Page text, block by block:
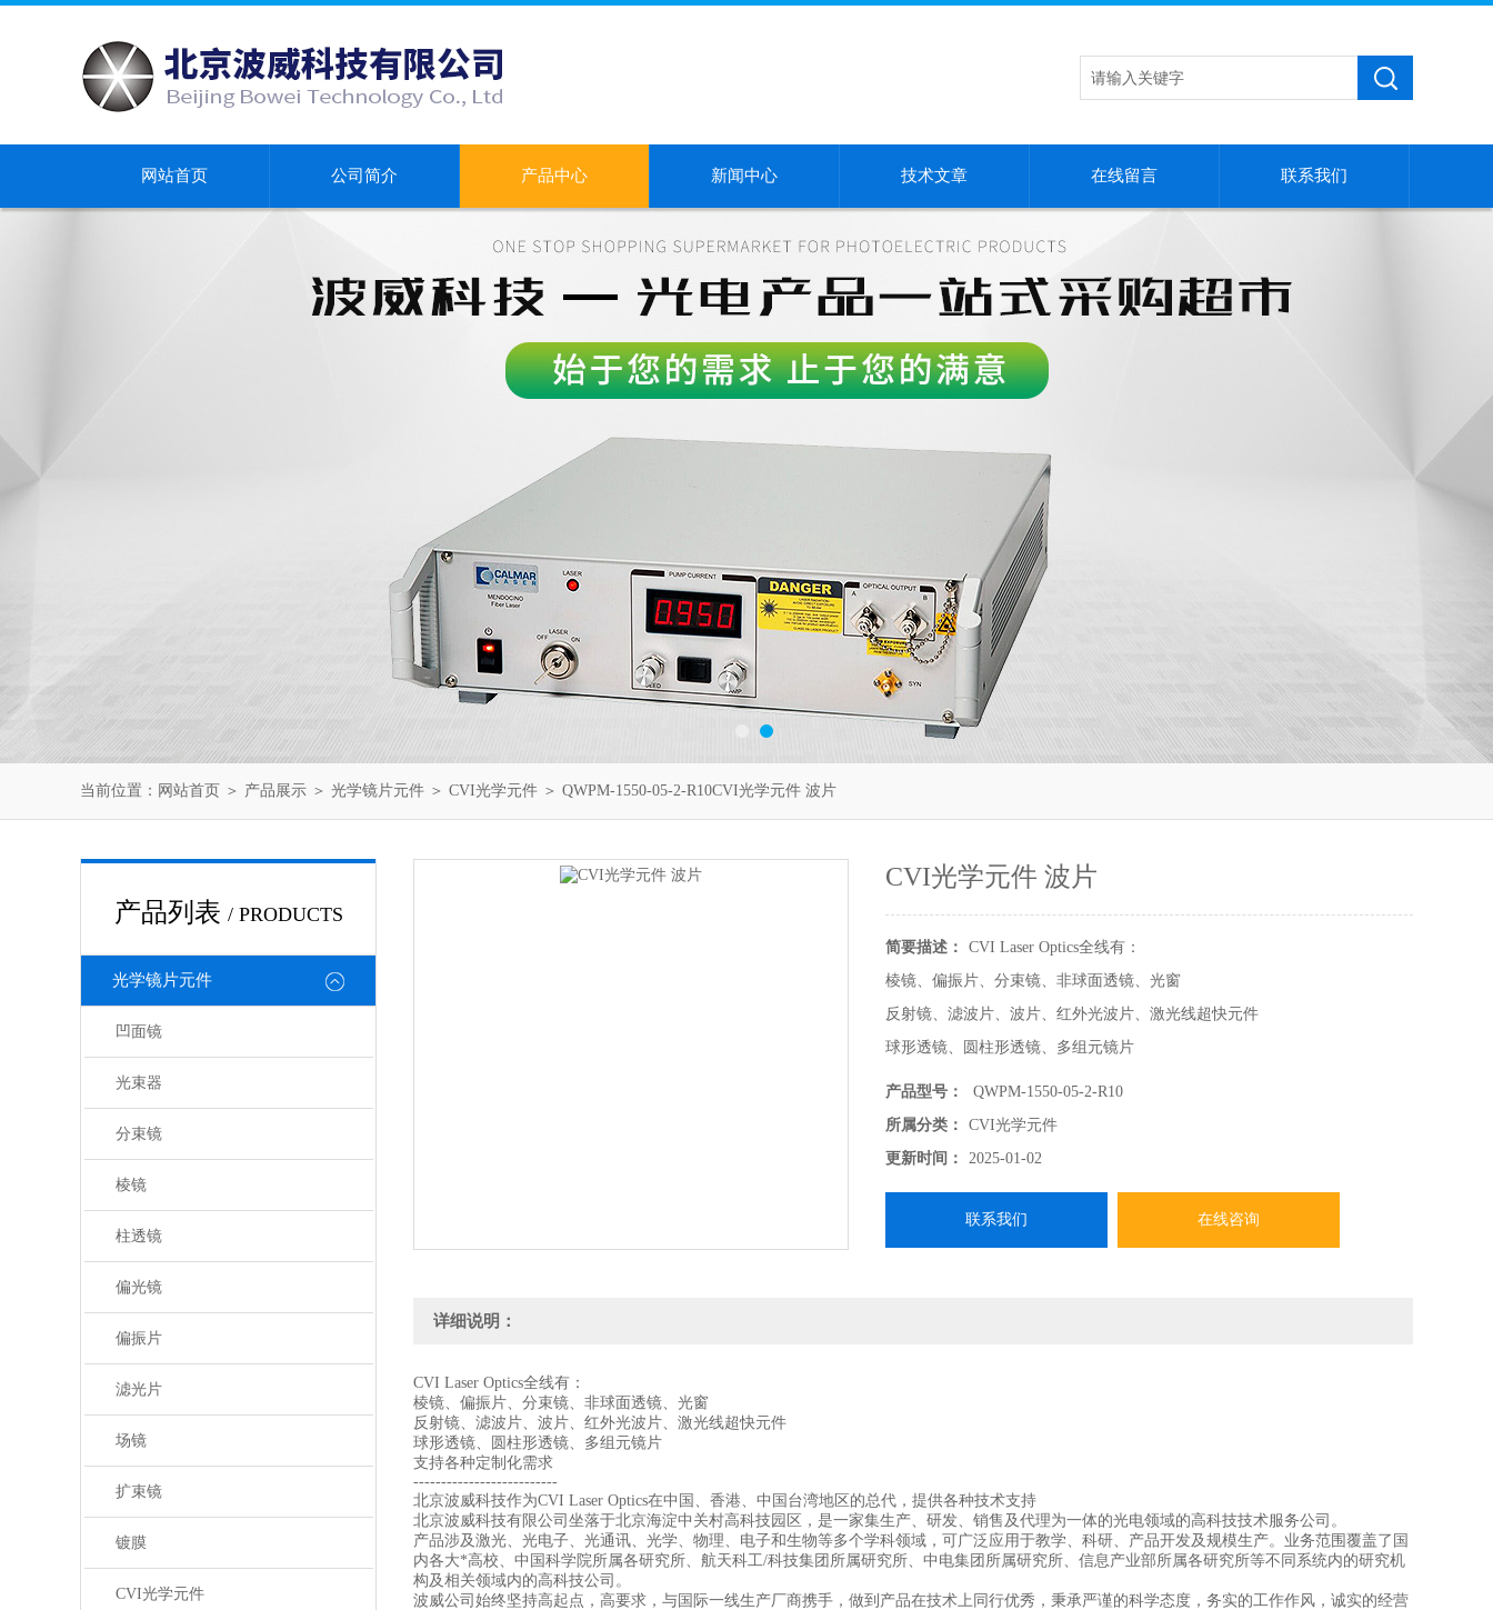
网站首页 公司简介 产品中心 新闻中心 技术文章 在线留言 联系我们
当前位置： 网站首页 ＞ 产品展示 ＞ 光学镜片元件 ＞ CVI光学元件 ＞ QWPM-1550-05-2-R10CVI光学元件 波片
产品列表 / PRODUCTS
光学镜片元件
凹面镜
光束器
分束镜
棱镜
柱透镜
偏光镜
偏振片
滤光片
场镜
扩束镜
镀膜
CVI光学元件
CVI光学元件 波片
简要描述：
CVI Laser Optics全线有：
棱镜、偏振片、分束镜、非球面透镜、光窗
反射镜、滤波片、波片、红外光波片、激光线超快元件
球形透镜、圆柱形透镜、多组元镜片
支持各种定制化需求 CVI光学元件 波片
--------------------------
北京波威科技作为CVI Laser Optics在中国、香港、中国台湾地区的总代，提
产品型号：
QWPM-1550-05-2-R10
所属分类：
CVI光学元件
更新时间：
2025-01-02
联系我们 在线咨询
详细说明：
CVI Laser Optics全线有：
棱镜、偏振片、分束镜、非球面透镜、光窗
反射镜、滤波片、波片、红外光波片、激光线超快元件
球形透镜、圆柱形透镜、多组元镜片
支持各种定制化需求
--------------------------
北京波威科技作为CVI Laser Optics在中国、香港、中国台湾地区的总代，提供各种技术支持
北京波威科技有限公司坐落于北京海淀中关村高科技园区，是一家集生产、研发、销售及代理为一体的光电领域的高科技技术服务公司。
产品涉及激光、光电子、光通讯、光学、物理、电子和生物等多个学科领域，可广泛应用于教学、科研、产品开发及规模生产。业务范围覆盖了国
内各大*高校、中国科学院所属各研究所、航天科工/科技集团所属研究所、中电集团所属研究所、信息产业部所属各研究所等不同系统内的研究机
构及相关领域内的高科技公司。
波威公司始终坚持高起点，高要求，与国际一线生产厂商携手，做到产品在技术上同行优秀，秉承严谨的科学态度，务实的工作作风，诚实的经营